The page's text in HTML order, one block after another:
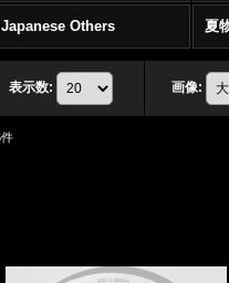
Japanese Others 夏
表示数: 画像:
件